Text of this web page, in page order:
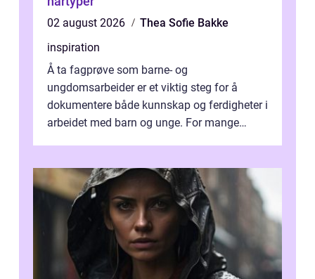
02 august 2026
Thea Sofie Bakke
inspiration
Å ta fagprøve som barne- og
ungdomsarbeider er et viktig steg for å
dokumentere både kunnskap og ferdigheter i
arbeidet med barn og unge. For mange